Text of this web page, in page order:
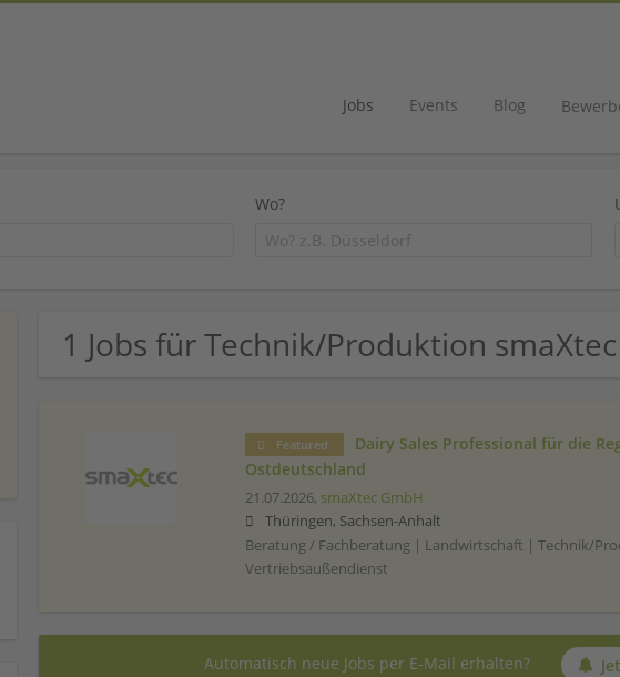
Jobs Events Blog
Wo?
1 Jobs für Technik/Produktion
Featured
Dairy Sales Professional für die
Ostdeutschland
21.07.2026, smaXtec GmbH
Thüringen, Sachsen-Anhalt
Beratung / Fachberatung | Landwirtschaft | Technik/
Vertriebsaußendienst
Automatisch neue Jobs per E-Mail erhalten?